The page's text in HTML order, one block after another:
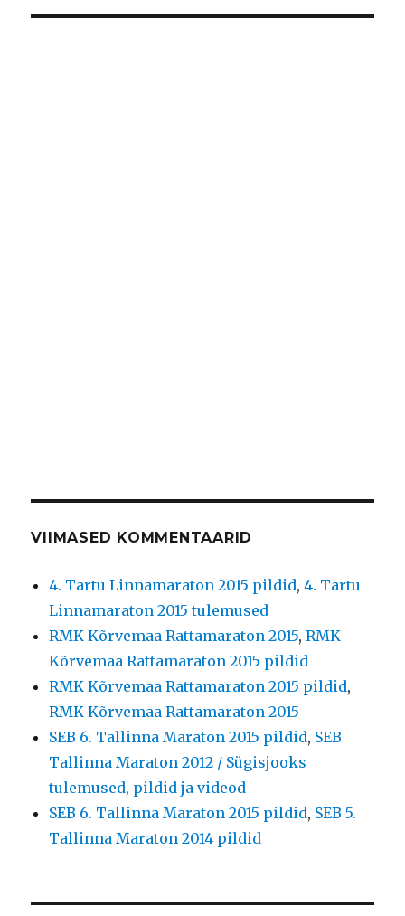
VIIMASED KOMMENTAARID
4. Tartu Linnamaraton 2015 pildid,4. Tartu
Linnamaraton 2015 tulemused
RMK Kõrvemaa Rattamaraton 2015,RMK
Kõrvemaa Rattamaraton 2015 pildid
RMK Kõrvemaa Rattamaraton 2015 pildid,
RMK Kõrvemaa Rattamaraton 2015
SEB 6. Tallinna Maraton 2015 pildid, SEB
Tallinna Maraton 2012 / Sügisjooks
tulemused, pildid ja videod
SEB 6. Tallinna Maraton 2015 pildid, SEB 5.
Tallinna Maraton 2014 pildid